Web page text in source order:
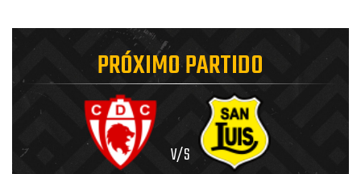
PRÓXIMO PARTIDO
V/S